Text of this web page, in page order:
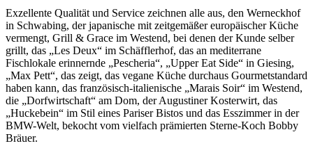
Exzellente Qualität und Service zeichnen alle aus, den Werneckhof
in Schwabing, der japanische mit zeitgemäßer europäischer Küche
vermengt, Grill & Grace im Westend, bei denen der Kunde selber
grillt, das „Les Deux“ im Schäfflerhof, das an mediterrane
Fischlokale erinnernde „Pescheria“, „Upper Eat Side“ in Giesing,
„Max Pett“, das zeigt, das vegane Küche durchaus Gourmetstandard
haben kann, das französisch-italienische „Marais Soir“ im Westend,
die „Dorfwirtschaft“ am Dom, der Augustiner Kosterwirt, das
„Huckebein“ im Stil eines Pariser Bistos und das Esszimmer in der
BMW-Welt, bekocht vom vielfach prämierten Sterne-Koch Bobby
Bräuer.